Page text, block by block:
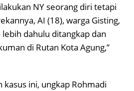
NY seorang diri tetapi
AI (18), warga Gisting,
dahulu ditangkap dan
di Rutan Kota Agung,”
kasus ini, ungkap Rohmadi